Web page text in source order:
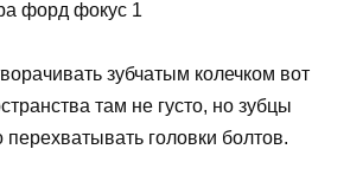
зубчатым колечком вот
там не густо, но зубцы
головки болтов.